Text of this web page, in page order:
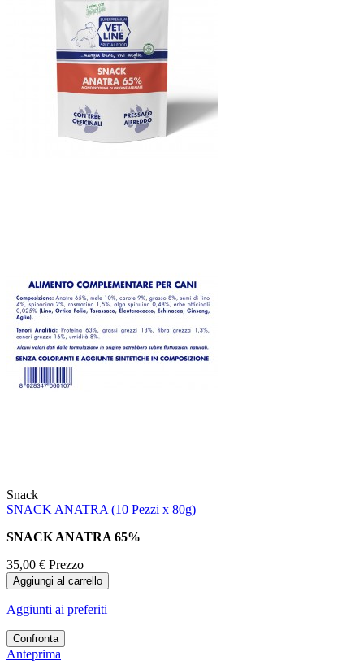
Snack
SNACK ANATRA (10 Pezzi x 80g)
SNACK ANATRA 65%
35,00 € Prezzo
Aggiungi al carrello
Aggiunti ai preferiti
Confronta
Anteprima